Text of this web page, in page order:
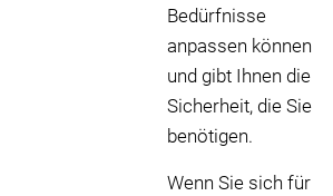
Bedürfnisse
anpassen können
und gibt Ihnen die
Sicherheit, die Sie
benötigen.
Wenn Sie sich für